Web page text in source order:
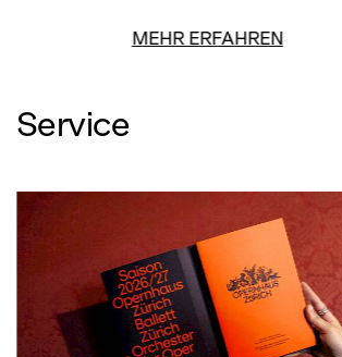
MEHR ERFAHREN
Service